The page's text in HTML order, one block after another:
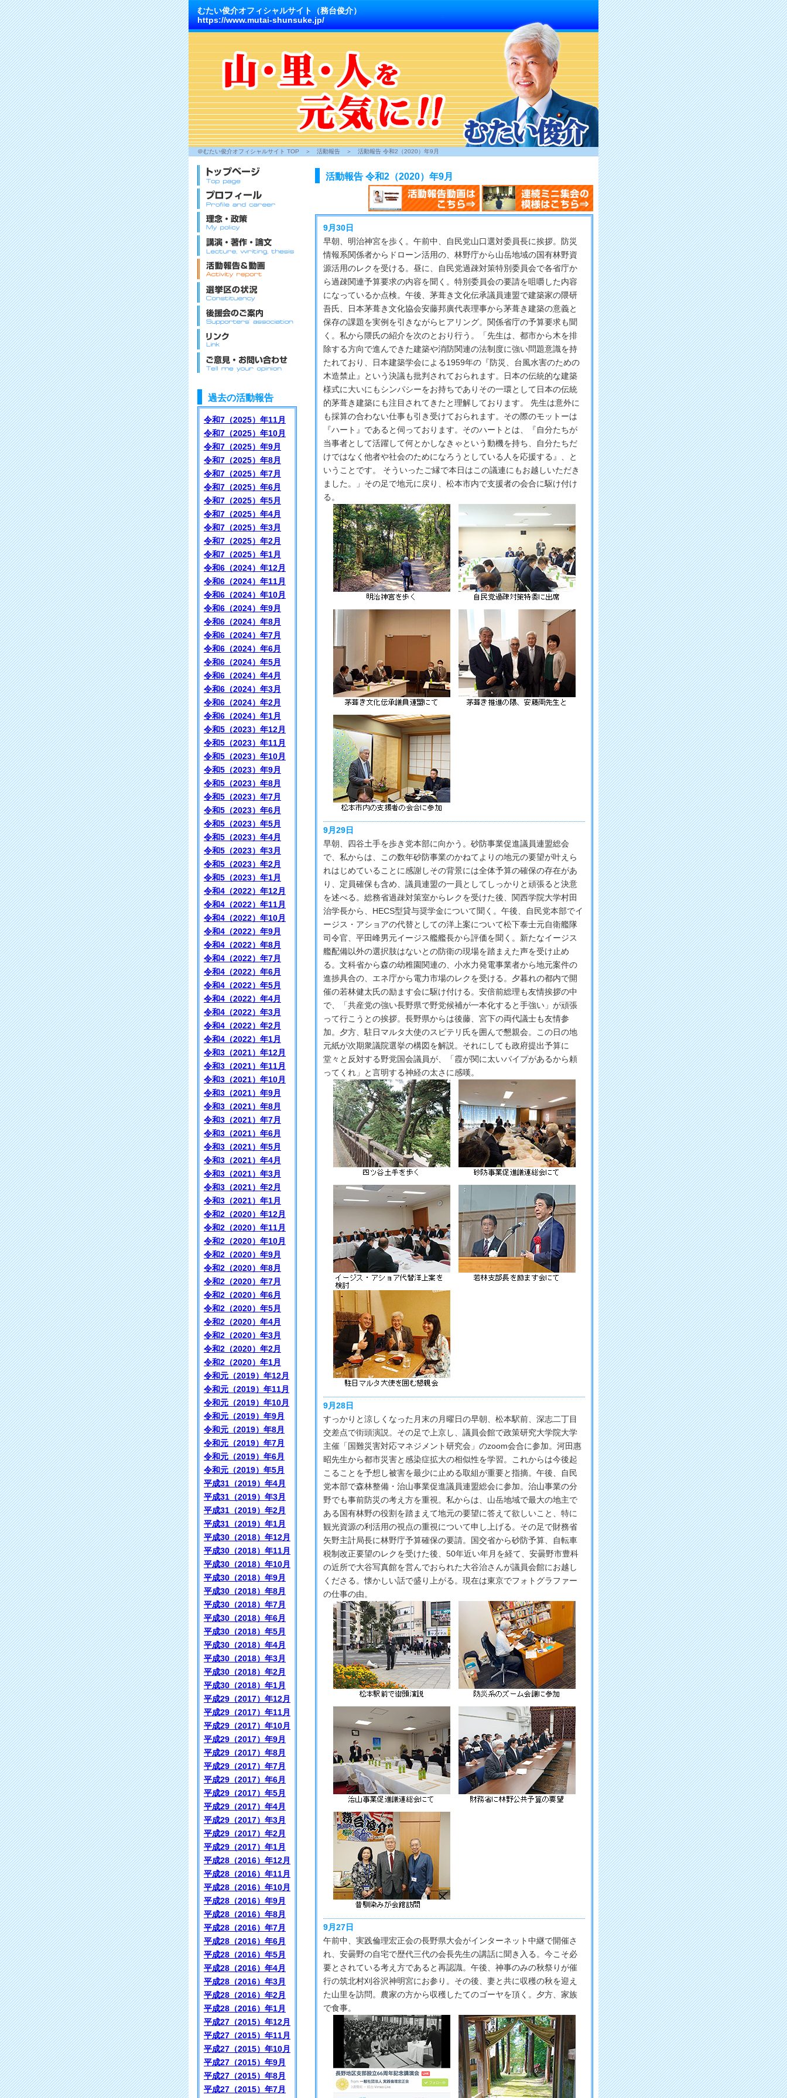
むたい俊介オフィシャルサイト（務台俊介）
https://www.mutai-shunsuke.jp/
＠むたい俊介オフィシャルサイト TOP＞活動報告＞活動報告 令和2（2020）年9月
過去の活動報告
令和7（2025）年11月
令和7（2025）年10月
令和7（2025）年9月
令和7（2025）年8月
令和7（2025）年7月
令和7（2025）年6月
令和7（2025）年5月
令和7（2025）年4月
令和7（2025）年3月
令和7（2025）年2月
令和7（2025）年1月
令和6（2024）年12月
令和6（2024）年11月
令和6（2024）年10月
令和6（2024）年9月
令和6（2024）年8月
令和6（2024）年7月
令和6（2024）年6月
令和6（2024）年5月
令和6（2024）年4月
令和6（2024）年3月
令和6（2024）年2月
令和6（2024）年1月
令和5（2023）年12月
令和5（2023）年11月
令和5（2023）年10月
令和5（2023）年9月
令和5（2023）年8月
令和5（2023）年7月
令和5（2023）年6月
令和5（2023）年5月
令和5（2023）年4月
令和5（2023）年3月
令和5（2023）年2月
令和5（2023）年1月
令和4（2022）年12月
令和4（2022）年11月
令和4（2022）年10月
令和4（2022）年9月
令和4（2022）年8月
令和4（2022）年7月
令和4（2022）年6月
令和4（2022）年5月
令和4（2022）年4月
令和4（2022）年3月
令和4（2022）年2月
令和4（2022）年1月
令和3（2021）年12月
令和3（2021）年11月
令和3（2021）年10月
令和3（2021）年9月
令和3（2021）年8月
令和3（2021）年7月
令和3（2021）年6月
令和3（2021）年5月
令和3（2021）年4月
令和3（2021）年3月
令和3（2021）年2月
令和3（2021）年1月
令和2（2020）年12月
令和2（2020）年11月
令和2（2020）年10月
令和2（2020）年9月
令和2（2020）年8月
令和2（2020）年7月
令和2（2020）年6月
令和2（2020）年5月
令和2（2020）年4月
令和2（2020）年3月
令和2（2020）年2月
令和2（2020）年1月
令和元（2019）年12月
令和元（2019）年11月
令和元（2019）年10月
令和元（2019）年9月
令和元（2019）年8月
令和元（2019）年7月
令和元（2019）年6月
令和元（2019）年5月
平成31（2019）年4月
平成31（2019）年3月
平成31（2019）年2月
平成31（2019）年1月
平成30（2018）年12月
平成30（2018）年11月
平成30（2018）年10月
平成30（2018）年9月
平成30（2018）年8月
平成30（2018）年7月
平成30（2018）年6月
平成30（2018）年5月
平成30（2018）年4月
平成30（2018）年3月
平成30（2018）年2月
平成30（2018）年1月
平成29（2017）年12月
平成29（2017）年11月
平成29（2017）年10月
平成29（2017）年9月
平成29（2017）年8月
平成29（2017）年7月
平成29（2017）年6月
平成29（2017）年5月
平成29（2017）年4月
平成29（2017）年3月
平成29（2017）年2月
平成29（2017）年1月
平成28（2016）年12月
平成28（2016）年11月
平成28（2016）年10月
平成28（2016）年9月
平成28（2016）年8月
平成28（2016）年7月
平成28（2016）年6月
平成28（2016）年5月
平成28（2016）年4月
平成28（2016）年3月
平成28（2016）年2月
平成28（2016）年1月
平成27（2015）年12月
平成27（2015）年11月
平成27（2015）年10月
平成27（2015）年9月
平成27（2015）年8月
平成27（2015）年7月
活動報告 令和2（2020）年9月
9月30日
早朝、明治神宮を歩く。午前中、自民党山口選対委員長に挨拶。防災
情報系関係者からドローン活用の、林野庁から山岳地域の国有林野資
源活用のレクを受ける。昼に、自民党過疎対策特別委員会で各省庁か
ら過疎関連予算要求の内容を聞く。特別委員会の要請を咀嚼した内容
になっているか点検。午後、茅葺き文化伝承議員連盟で建築家の隈研
吾氏、日本茅葺き文化協会安藤邦廣代表理事から茅葺き建築の意義と
保存の課題を実例を引きながらヒアリング。関係省庁の予算要求も聞
く。私から隈氏の紹介を次のとおり行う。「先生は、都市から木を排
除する方向で進んできた建築や消防関連の法制度に強い問題意識を持
たれており、日本建築学会による1959年の『防災、台風水害のための
木造禁止』という決議も批判されておられます。日本の伝統的な建築
様式に大いにもシンパシーをお持ちでありその一環として日本の伝統
的茅葺き建築にも注目されてきたと理解しております。 先生は意外に
も採算の合わない仕事も引き受けておられます。その際のモットーは
『ハート』であると伺っております。そのハートとは、『自分たちが
当事者として活躍して何とかしなきゃという動機を持ち、自分たちだ
けではなく他者や社会のためになろうとしている人を応援する』、と
いうことです。 そういったご縁で本日はこの議連にもお越しいただき
ました。」その足で地元に戻り、松本市内で支援者の会合に駆け付け
る。
9月29日
早朝、四谷土手を歩き党本部に向かう。砂防事業促進議員連盟総会
で、私からは、この数年砂防事業のかねてよりの地元の要望が叶えら
れはじめていることに感謝しその背景には全体予算の確保の存在があ
り、定員確保も含め、議員連盟の一員としてしっかりと頑張ると決意
を述べる。総務省過疎対策室からレクを受けた後、関西学院大学村田
治学長から、HECS型貸与奨学金について聞く。午後、自民党本部でイ
ージス・アショアの代替としての洋上案について松下泰士元自衛艦隊
司令官、平田峰男元イージス艦艦長から評価を聞く。新たなイージス
艦配備以外の選択肢はないとの防衛の現場を踏まえた声を受け止め
る。文科省から森の幼稚園関連の、小水力発電事業者から地元案件の
進捗具合の、エネ庁から電力市場のレクを受ける。夕暮れの都内で開
催の若林健太氏の励ます会に駆け付ける。安倍前総理も友情挨拶の中
で、「共産党の強い長野県で野党候補が一本化すると手強い」が頑張
って行こうとの挨拶。長野県からは後藤、宮下の両代議士も友情参
加。夕方、駐日マルタ大使のスピテリ氏を囲んで懇親会。この日の地
元紙が次期衆議院選挙の構図を解説。それにしても政府提出予算に
堂々と反対する野党国会議員が、「霞が関に太いパイプがあるから頼
ってくれ」と言明する神経の太さに感嘆。
9月28日
すっかりと涼しくなった月末の月曜日の早朝、松本駅前、深志二丁目
交差点で街頭演説。その足で上京し、議員会館で政策研究大学院大学
主催「国難災害対応マネジメント研究会」のzoom会合に参加。河田惠
昭先生から都市災害と感染症拡大の相似性を学習。これからは今後起
こることを予想し被害を最少に止める取組が重要と指摘。午後、自民
党本部で森林整備・治山事業促進議員連盟総会に参加。治山事業の分
野でも事前防災の考え方を重視。私からは、山岳地域で最大の地主で
ある国有林野の役割を踏まえて地元の要望に答えて欲しいこと、特に
観光資源の利活用の視点の重視について申し上げる。その足で財務省
矢野主計局長に林野庁予算確保の要請。国交省から砂防予算、自転車
税制改正要望のレクを受けた後、50年近い年月を経て、安曇野市豊科
の近所で大谷写真館を営んでおられた大谷治さんが議員会館にお越し
くださる。懐かしい話で盛り上がる。現在は東京でフォトグラファー
の仕事の由。
9月27日
午前中、実践倫理宏正会の長野県大会がインターネット中継で開催さ
れ、安曇野の自宅で歴代三代の会長先生の講話に聞き入る。今こそ必
要とされている考え方であると再認識。午後、神事のみの秋祭りが催
行の筑北村刈谷沢神明宮にお参り。その後、妻と共に収穫の秋を迎え
た山里を訪問。農家の方から収穫したてのゴーヤを頂く。夕方、家族
で食事。